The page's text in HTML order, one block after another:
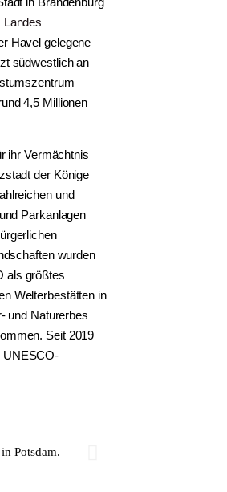
Landes
Havel gelegene
südwestlich an
4,5 Millionen
ihr Vermächtnis
der Könige
und
Parkanlagen
wurden
als größtes
Welterbestätten in
und Naturerbes
Seit 2019
UNESCO-